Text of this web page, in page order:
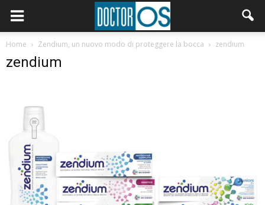
Home Zendium, un nuovo modo di proteggere la bocca zendium
zendium